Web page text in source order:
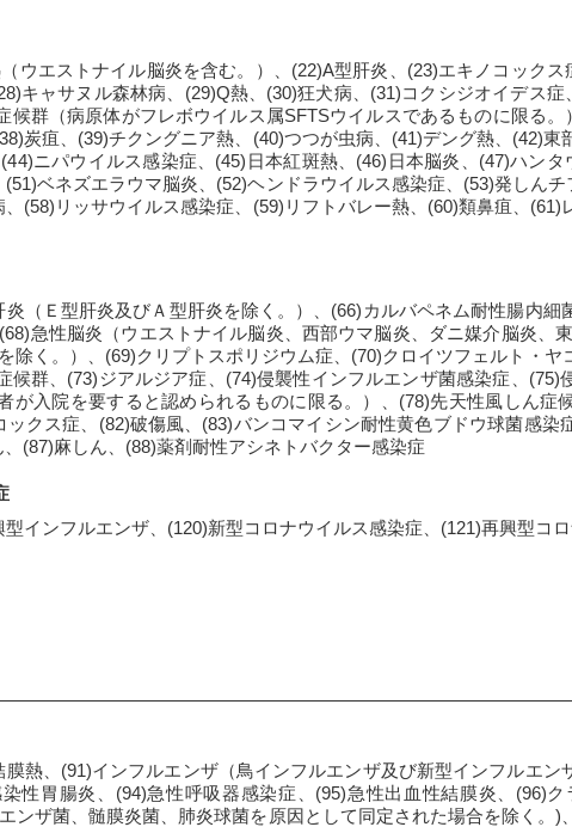
ウエストナイル脳炎を含む。）、(22)A型肝炎、(23)エキノコックス
キャサヌル森林病、(29)Q熱、(30)狂犬病、(31)コクシジオイデス
候群（病原体がフレボウイルス属SFTSウイルスであるものに限る
炭疽、(39)チクングニア熱、(40)つつが虫病、(41)デング熱、(42)東
ニパウイルス感染症、(45)日本紅斑熱、(46)日本脳炎、(47)ハン
ベネズエラウマ脳炎、(52)ヘンドラウイルス感染症、(53)発しん
(58)リッサウイルス感染症、(59)リフトバレー熱、(60)類鼻疽、(61)
（Ｅ型肝炎及びＡ型肝炎を除く。）、(66)カルバペネム耐性腸内細
急性脳炎（ウエストナイル脳炎、西部ウマ脳炎、ダニ媒介脳炎、
除く。）、(69)クリプトスポリジウム症、(70)クロイツフェルト・ヤ
候群、(73)ジアルジア症、(74)侵襲性インフルエンザ菌感染症、(75)
が入院を要すると認められるものに限る。）、(78)先天性風しん症
クス症、(82)破傷風、(83)バンコマイシン耐性黄色ブドウ球菌感染
(87)麻しん、(88)薬剤耐性アシネトバクター感染症
インフルエンザ、(120)新型コロナウイルス感染症、(121)再興型コ
熱、(91)インフルエンザ（鳥インフルエンザ及び新型インフルエン
性胃腸炎、(94)急性呼吸器感染症、(95)急性出血性結膜炎、(96)
ンザ菌、髄膜炎菌、肺炎球菌を原因として同定された場合を除く。)